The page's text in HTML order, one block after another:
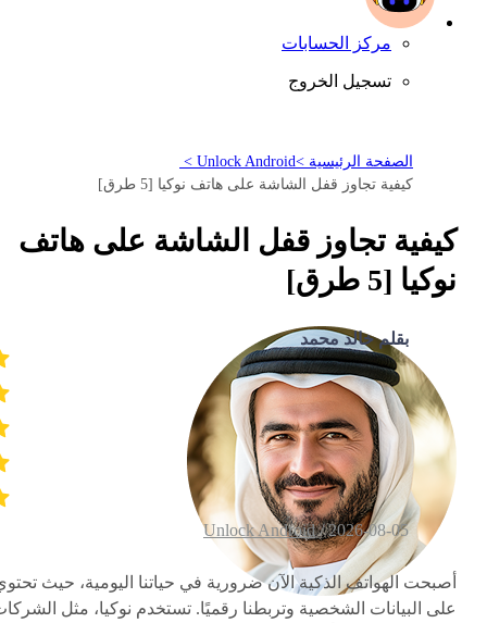
مركز الحسابات
تسجيل الخروج
الصفحة الرئيسية >Unlock Android >
كيفية تجاوز قفل الشاشة على هاتف نوكيا [5 طرق]
كيفية تجاوز قفل الشاشة على هاتف
نوكيا [5 طرق]
بقلم خالد محمد
2026-08-05 /
Unlock Android
أصبحت الهواتف الذكية الآن ضرورية في حياتنا اليومية، حيث
على البيانات الشخصية وتربطنا رقميًا. تستخدم نوكيا، مثل